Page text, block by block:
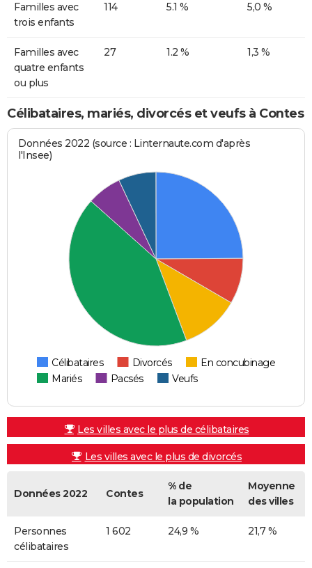
Familles avec
trois enfants
114 5.1 % 5,0 %
Familles avec
quatre enfants
ou plus
27 1.2 % 1,3 %
Célibataires, mariés, divorcés et veufs à Contes
Données 2022 (source : Linternaute.com d'après
l'Insee)
Célibataires Divorcés
En concubinage
Mariés
Pacsés Veufs
Les villes avec le plus de célibataires
Les villes avec le plus de divorcés
Données 2022 Contes
% de
la population
Moyenne
des villes
Personnes
célibataires
1 602 24,9 % 21,7 %